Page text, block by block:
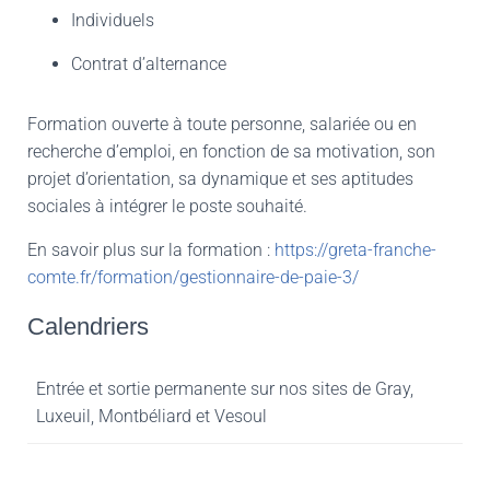
Individuels
Contrat d’alternance
Formation ouverte à toute personne, salariée ou en
recherche d’emploi, en fonction de sa motivation, son
projet d’orientation, sa dynamique et ses aptitudes
sociales à intégrer le poste souhaité.
En savoir plus sur la formation : https://greta-franche-
comte.fr/formation/gestionnaire-de-paie-3/
Calendriers
Entrée et sortie permanente sur nos sites de Gray,
Luxeuil, Montbéliard et Vesoul